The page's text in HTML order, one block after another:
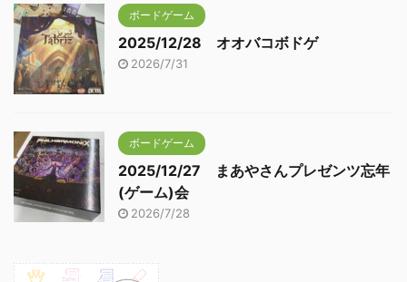
ボードゲーム
2025/12/28 オオバコボドゲ
2026/7/31
ボードゲーム
2025/12/27 まあやさんプレゼンツ忘年
(ゲーム)会
2026/7/28